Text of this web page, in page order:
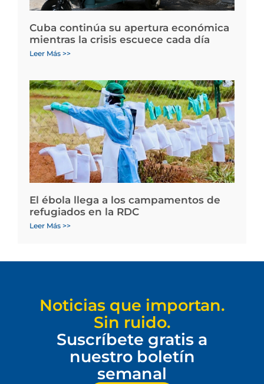
Cuba continúa su apertura económica
mientras la crisis escuece cada día
Leer Más >>
El ébola llega a los campamentos de
refugiados en la RDC
Leer Más >>
Noticias que importan.
Sin ruido.
Suscríbete gratis a
nuestro boletín
semanal